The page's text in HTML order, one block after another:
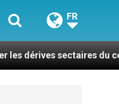
FR
du coaching